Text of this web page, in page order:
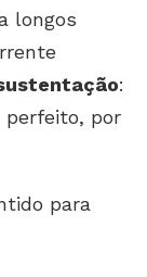
longos
:
perfeito, por
para